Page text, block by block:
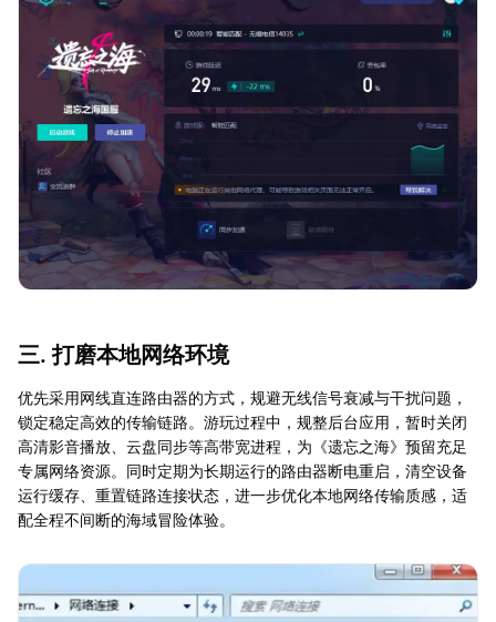
三. 打磨本地网络环境
优先采用网线直连路由器的方式，规避无线信号衰减与干扰问题，
锁定稳定高效的传输链路。游玩过程中，规整后台应用，暂时关闭
高清影音播放、云盘同步等高带宽进程，为《遗忘之海》预留充足
专属网络资源。同时定期为长期运行的路由器断电重启，清空设备
运行缓存、重置链路连接状态，进一步优化本地网络传输质感，适
配全程不间断的海域冒险体验。